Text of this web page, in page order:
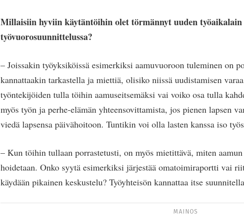
Millaisiin hyviin käytäntöihin olet törmännyt uuden työaikalain
työvuorosuunnittelussa?
– Joissakin työyksiköissä esimerkiksi aamuvuoroon tuleminen on
kannattaakin tarkastella ja miettiä, olisiko niissä uudistamisen
työntekijöiden tulla töihin aamuseitsemäksi vai voiko osa tulla
myös työn ja perhe-elämän yhteensovittamista, jos pienen lapsen
viedä lapsensa päivähoitoon. Tuntikin voi olla lasten kanssa iso
– Kun töihin tullaan porrastetusti, on myös mietittävä, miten
hoidetaan. Onko syytä esimerkiksi järjestää omatoimiraportti vai
käydään pikainen keskustelu? Työyhteisön kannattaa itse
MAINOS